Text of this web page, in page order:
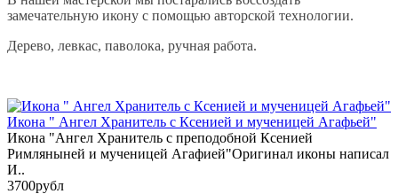
замечательную икону с помощью авторской технологии.
Дерево, левкас, паволока, ручная работа.
Икона " Ангел Хранитель с Ксенией и мученицей Агафьей"
Икона "Ангел Хранитель с преподобной Ксенией
Римляныней и мученицей Агафией"Оригинал иконы написал
И..
3700рубл